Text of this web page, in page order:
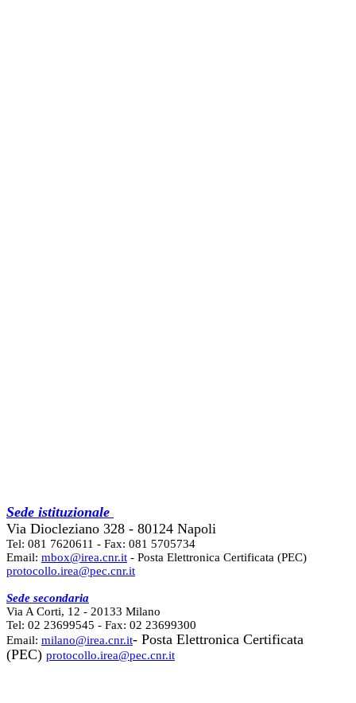
Sede istituzionale
Via Diocleziano 328 - 80124 Napoli
Tel: 081 7620611 - Fax: 081 5705734
Email: mbox@irea.cnr.it - Posta Elettronica Certificata (PEC)
protocollo.irea@pec.cnr.it
Sede secondaria
Via A Corti, 12 - 20133 Milano
Tel: 02 23699545 - Fax: 02 23699300
Email: milano@irea.cnr.it- Posta Elettronica Certificata
(PEC) protocollo.irea@pec.cnr.it